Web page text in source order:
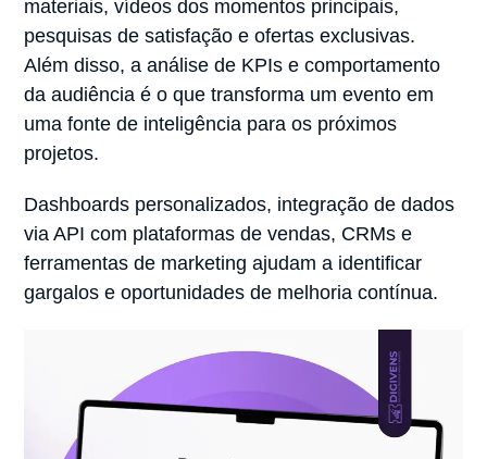
materiais, vídeos dos momentos principais,
pesquisas de satisfação e ofertas exclusivas.
Além disso, a análise de KPIs e comportamento
da audiência é o que transforma um evento em
uma fonte de inteligência para os próximos
projetos.
Dashboards personalizados, integração de dados
via API com plataformas de vendas, CRMs e
ferramentas de marketing ajudam a identificar
gargalos e oportunidades de melhoria contínua.